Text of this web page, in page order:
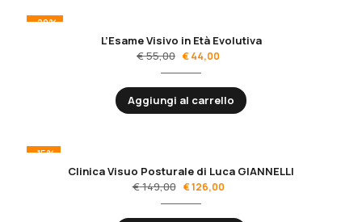
-20%
L’Esame Visivo in Età Evolutiva
€55,00 €44,00
Aggiungi al carrello
-15%
Clinica Visuo Posturale di Luca GIANNELLI
€149,00 €126,00